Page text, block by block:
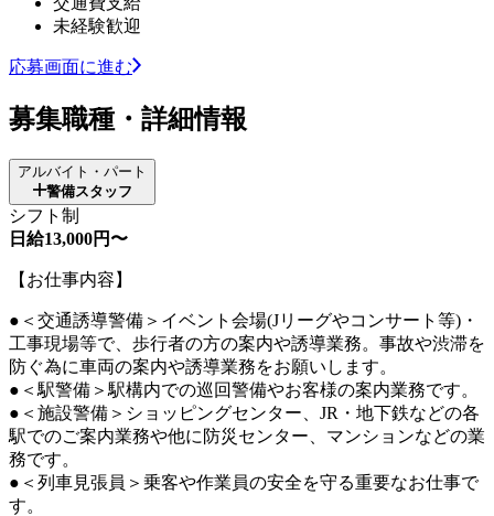
未経験歓迎
応募画面に進む
募集職種・詳細情報
アルバイト・パート
警備スタッフ
シフト制
日給13,000円〜
【お仕事内容】
●＜交通誘導警備＞イベント会場(Jリーグやコンサート等)・
工事現場等で、歩行者の方の案内や誘導業務。事故や渋滞を
防ぐ為に車両の案内や誘導業務をお願いします。
●＜駅警備＞駅構内での巡回警備やお客様の案内業務です。
●＜施設警備＞ショッピングセンター、JR・地下鉄などの各
駅でのご案内業務や他に防災センター、マンションなどの業
務です。
●＜列車見張員＞乗客や作業員の安全を守る重要なお仕事で
す。